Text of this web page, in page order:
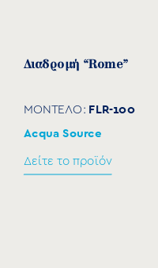
Διαδρομή “Rome”
ΜΟΝΤΕΛΟ: FLR-100
Acqua Source
Δείτε το προϊόν